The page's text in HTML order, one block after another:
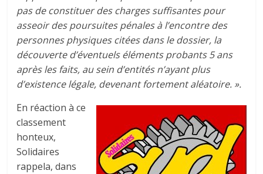
pas de constituer des charges suffisantes pour
asseoir des poursuites pénales à l’encontre des
personnes physiques citées dans le dossier, la
découverte d’éventuels éléments probants 5 ans
après les faits, au sein d’entités n’ayant plus
d’existence légale, devenant fortement aléatoire. ».
En réaction à ce
classement
honteux,
Solidaires
rappela, dans